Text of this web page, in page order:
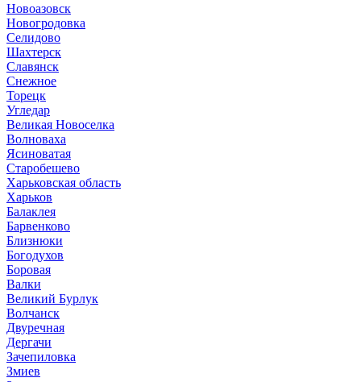
Новоазовск
Новогродовка
Селидово
Шахтерск
Славянск
Снежное
Торецк
Угледар
Великая Новоселка
Волноваха
Ясиноватая
Старобешево
Харьковская область
Харьков
Балаклея
Барвенково
Близнюки
Богодухов
Боровая
Валки
Великий Бурлук
Волчанск
Двуречная
Дергачи
Зачепиловка
Змиев